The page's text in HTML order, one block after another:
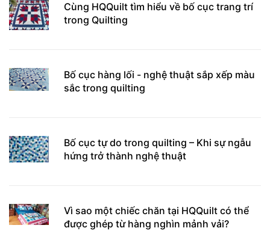
Cùng HQQuilt tìm hiểu về bố cục trang trí
trong Quilting
Bố cục hàng lối - nghệ thuật sắp xếp màu
sắc trong quilting
Bố cục tự do trong quilting – Khi sự ngẫu
hứng trở thành nghệ thuật
Vì sao một chiếc chăn tại HQQuilt có thể
được ghép từ hàng nghìn mảnh vải?